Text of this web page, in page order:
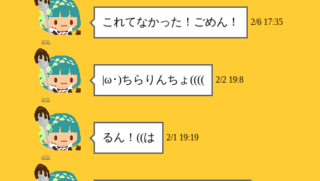
これてなかった！ごめん！ 2/6 17:35
紺音
|ω･)ちらりんちょ(((( 2/2 19:8
紺音
るん！((は 2/1 19:19
紺音